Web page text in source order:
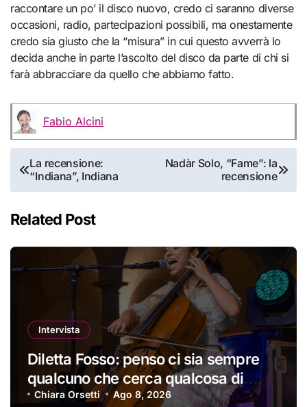
raccontare un po’ il disco nuovo, credo ci saranno diverse
occasioni, radio, partecipazioni possibili, ma onestamente
credo sia giusto che la “misura” in cui questo avverrà lo
decida anche in parte l’ascolto del disco da parte di chi si
farà abbracciare da quello che abbiamo fatto.
Fabio Alcini
Navigazione
articoli
La recensione:
“Indiana”, Indiana
Nadàr Solo, “Fame”: la
recensione
Related Post
Intervista
Diletta Fosso: penso ci sia sempre
qualcuno che cerca qualcosa di
nuovo
Chiara Orsetti Ago 8, 2026